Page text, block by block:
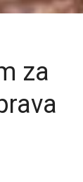
za